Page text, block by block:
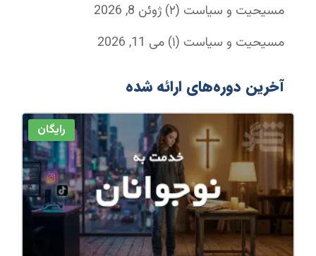
مسیحیت و سیاست (۲)
ژوئن 8, 2026
مسیحیت و سیاست (۱) می 11, 2026
آخرین دوره‌های ارائه شده
رایگان